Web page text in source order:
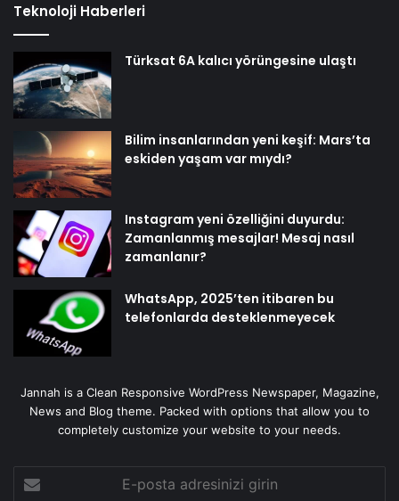
Teknoloji Haberleri
Türksat 6A kalıcı yörüngesine ulaştı
Bilim insanlarından yeni keşif: Mars’ta
eskiden yaşam var mıydı?
Instagram yeni özelliğini duyurdu:
Zamanlanmış mesajlar! Mesaj nasıl
zamanlanır?
WhatsApp, 2025’ten itibaren bu
telefonlarda desteklenmeyecek
Jannah is a Clean Responsive WordPress Newspaper, Magazine,
News and Blog theme. Packed with options that allow you to
completely customize your website to your needs.
posta